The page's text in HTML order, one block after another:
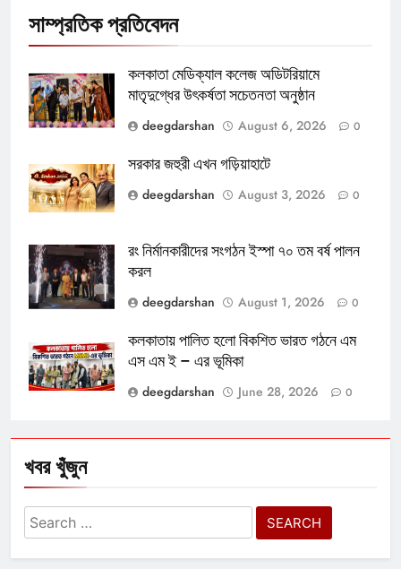
সাম্প্রতিক প্রতিবেদন
কলকাতা মেডিক্যাল কলেজ অডিটরিয়ামে
মাতৃদুগ্ধের উৎকর্ষতা সচেতনতা অনুষ্ঠান
deegdarshan
August 6, 2026 0
সরকার জহুরী এখন গড়িয়াহাটে
deegdarshan
August 3, 2026 0
রং নির্মানকারীদের সংগঠন ইস্পা ৭০ তম বর্ষ পালন
করল
deegdarshan
August 1, 2026 0
কলকাতায় পালিত হলো বিকশিত ভারত গঠনে এম
এস এম ই – এর ভূমিকা
deegdarshan
June 28, 2026 0
খবর খুঁজুন
Search
for: